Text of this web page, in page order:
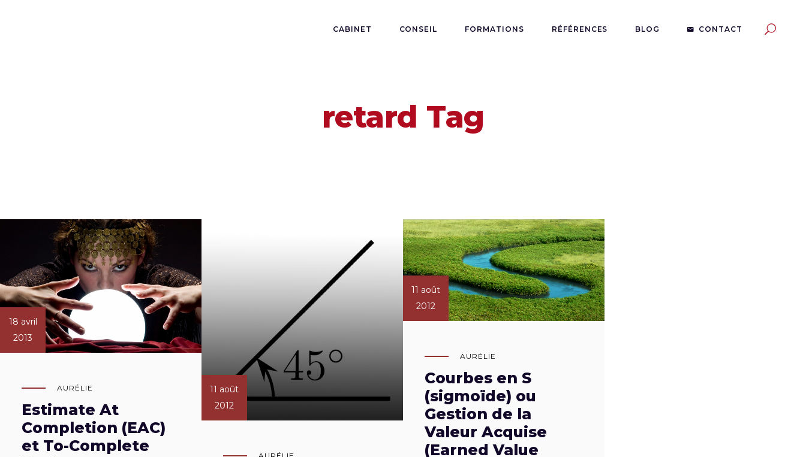
CABINET CONSEIL FORMATIONS RÉFÉRENCES BLOG CONTACT
retard Tag
18 avril
2013
AURÉLIE
Estimate At
Completion (EAC)
et To-Complete
11 août
2012
11 août
2012
AURÉLIE
Courbes en S
(sigmoïde) ou
Gestion de la
Valeur Acquise
(Earned Value